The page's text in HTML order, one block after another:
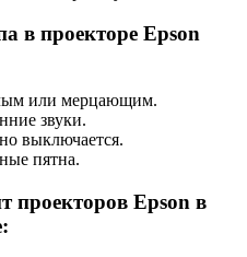
в проекторе Epson
или мерцающим.
звуки.
выключается.
пятна.
проекторов Epson в